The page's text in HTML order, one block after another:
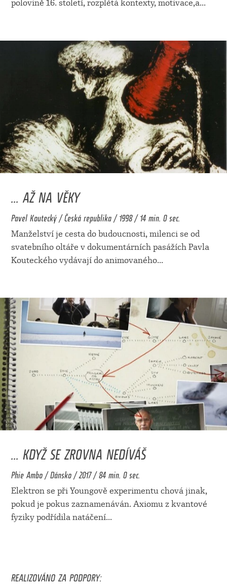
polovině 16. století, rozplétá kontexty, motivace,a...
... AŽ NA VĚKY
Pavel Koutecký / Česká republika / 1998 / 14 min. 0 sec.
Manželství je cesta do budoucnosti, milenci se od
svatebního oltáře v dokumentárních pasážích Pavla
Kouteckého vydávají do animovaného...
... KDYŽ SE ZROVNA NEDÍVÁŠ
Phie Ambo / Dánsko / 2017 / 84 min. 0 sec.
Elektron se při Youngově experimentu chová jinak,
pokud je pokus zaznamenáván. Axiomu z kvantové
fyziky podřídila natáčení...
REALIZOVÁNO ZA PODPORY: